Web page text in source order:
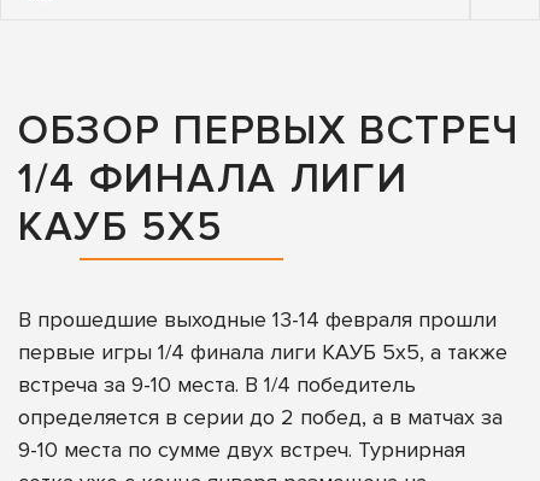
ОБЗОР ПЕРВЫХ ВСТРЕЧ
1/4 ФИНАЛА ЛИГИ
КАУБ 5Х5
В прошедшие выходные 13-14 февраля прошли
первые игры 1/4 финала лиги КАУБ 5х5, а также
встреча за 9-10 места. В 1/4 победитель
определяется в серии до 2 побед, а в матчах за
9-10 места по сумме двух встреч. Турнирная